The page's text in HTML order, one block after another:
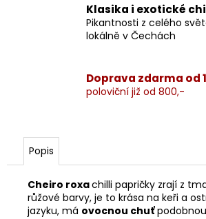
Klasika i exotické
Pikantnosti z celého
lokálně v Čechách
Doprava zdarma od
poloviční již od 800,-
Popis
Cheiro roxachilli papričky zrají z
růžové barvy, je to krása na keři a
jazyku, má ovocnou chuť